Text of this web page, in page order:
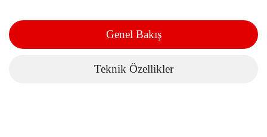
Genel Bakış
Teknik Özellikler